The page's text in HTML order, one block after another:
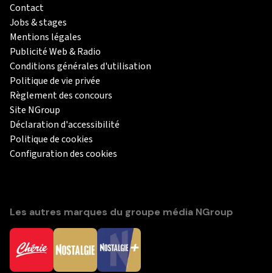
Contact
Jobs & stages
Mentions légales
Publicité Web & Radio
Conditions générales d'utilisation
Politique de vie privée
Règlement des concours
Site NGroup
Déclaration d'accessibilité
Politique de cookies
Configuration des cookies
Les autres marques du groupe média NGroup